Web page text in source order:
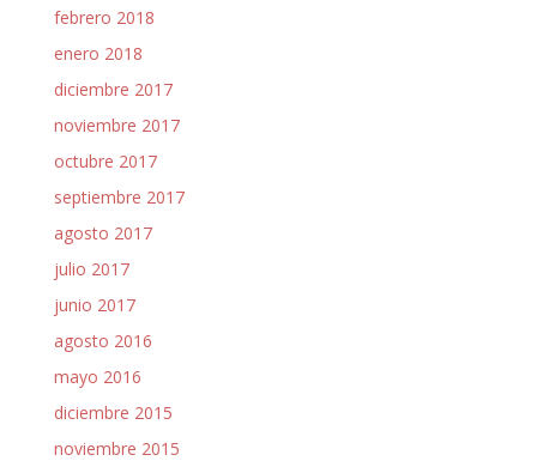
febrero 2018
enero 2018
diciembre 2017
noviembre 2017
octubre 2017
septiembre 2017
agosto 2017
julio 2017
junio 2017
agosto 2016
mayo 2016
diciembre 2015
noviembre 2015